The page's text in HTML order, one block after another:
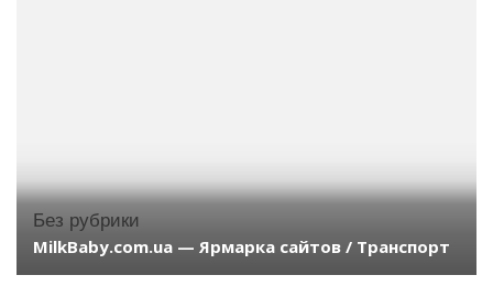
Без рубрики
MilkBaby.com.ua — Ярмарка сайтов / Транспорт